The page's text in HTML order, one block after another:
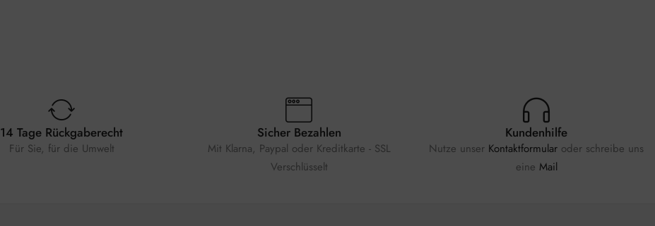
14 Tage Rückgaberecht
Für Sie, für die Umwelt
Sicher Bezahlen
Mit Klarna, Paypal oder Kreditkarte - SSL
Verschlüsselt
Kundenhilfe
Nutze unser Kontaktformular oder schreibe uns
eine Mail